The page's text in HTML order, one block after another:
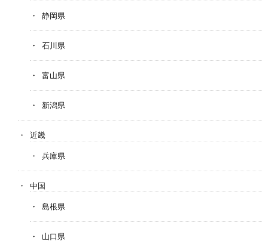
静岡県
石川県
富山県
新潟県
近畿
兵庫県
中国
島根県
山口県